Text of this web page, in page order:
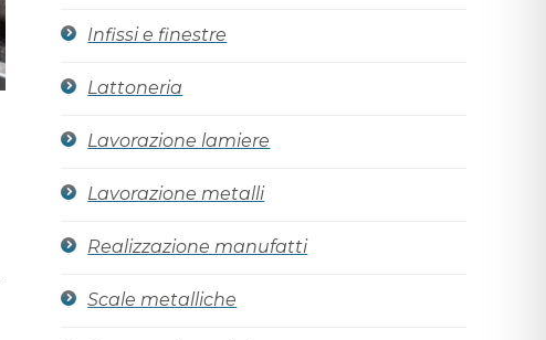
Infissi e finestre
Lattoneria
Lavorazione lamiere
Lavorazione metalli
Realizzazione manufatti
Scale metalliche